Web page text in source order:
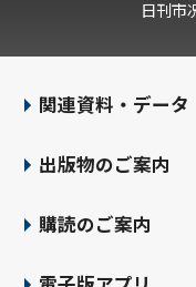
日刊市
関連資料・データ
出版物のご案内
購読のご案内